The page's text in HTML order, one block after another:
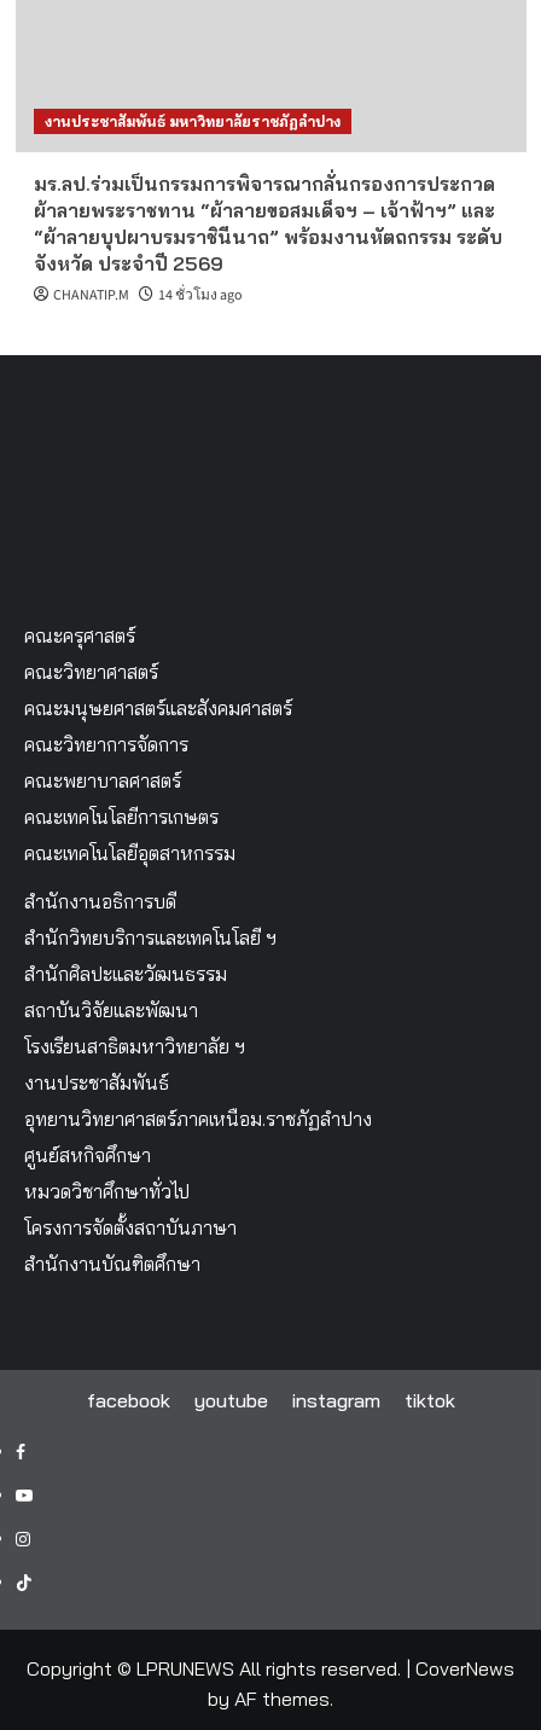
งานประชาสัมพันธ์ มหาวิทยาลัยราชภัฏลำปาง
มร.ลป.ร่วมเป็นกรรมการพิจารณากลั่นกรองการประกวด
ผ้าลายพระราชทาน “ผ้าลายขอสมเด็จฯ – เจ้าฟ้าฯ” และ
“ผ้าลายบุปผาบรมราชินีนาถ” พร้อมงานหัตถกรรม ระดับ
จังหวัด ประจำปี 2569
CHANATIP.M 14 ชั่วโมง ago
คณะครุศาสตร์
คณะวิทยาศาสตร์
คณะมนุษยศาสตร์และสังคมศาสตร์
คณะวิทยาการจัดการ
คณะพยาบาลศาสตร์
คณะเทคโนโลยีการเกษตร
คณะเทคโนโลยีอุตสาหกรรม
สำนักงานอธิการบดี
สำนักวิทยบริการและเทคโนโลยี ฯ
สำนักศิลปะและวัฒนธรรม
สถาบันวิจัยและพัฒนา
โรงเรียนสาธิตมหาวิทยาลัย ฯ
งานประชาสัมพันธ์
อุทยานวิทยาศาสตร์ภาคเหนือม.ราชภัฏลำปาง
ศูนย์สหกิจศึกษา
หมวดวิชาศึกษาทั่วไป
โครงการจัดตั้งสถาบันภาษา
สำนักงานบัณฑิตศึกษา
facebook youtube instagram tiktok
facebook
youtube
instagram
tiktok
Copyright © LPRUNEWS All rights reserved. | CoverNews
by AF themes.